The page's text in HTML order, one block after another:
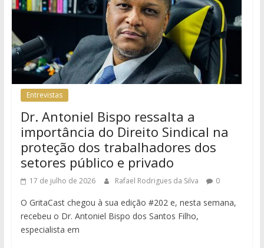
Entrevistas
Dr. Antoniel Bispo ressalta a
importância do Direito Sindical na
proteção dos trabalhadores dos
setores público e privado
17 de julho de 2026 Rafael Rodrigues da Silva 0
O GritaCast chegou à sua edição #202 e, nesta semana,
recebeu o Dr. Antoniel Bispo dos Santos Filho,
especialista em